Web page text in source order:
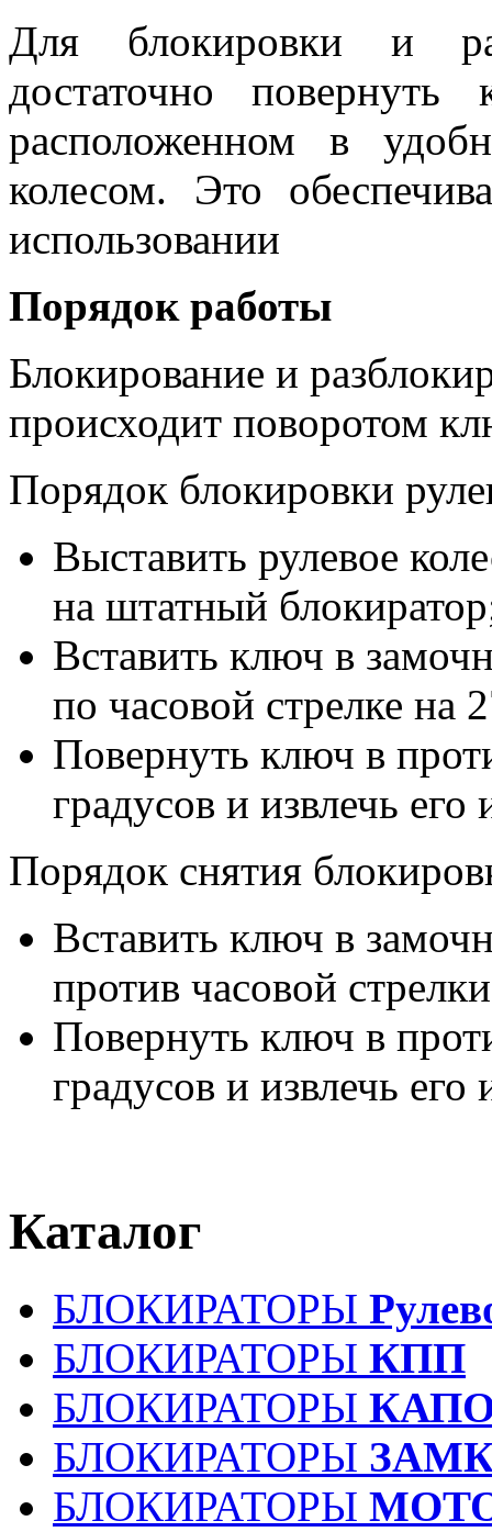
Для блокировки и
достаточно
расположенном в
колесом. Это
использовании
Порядок работы
Блокирование и
происходит поворотом
Порядок блокировки
Выставить рулевое
на штатный
Вставить ключ в
по часовой стрелке на
Повернуть ключ в
градусов и извлечь
Порядок снятия
Вставить ключ в
против часовой
Повернуть ключ в
градусов и извлечь
Каталог
БЛОКИРАТОРЫ
БЛОКИРАТОРЫ КПП
БЛОКИРАТОРЫ
БЛОКИРАТОРЫ
БЛОКИРАТОРЫ